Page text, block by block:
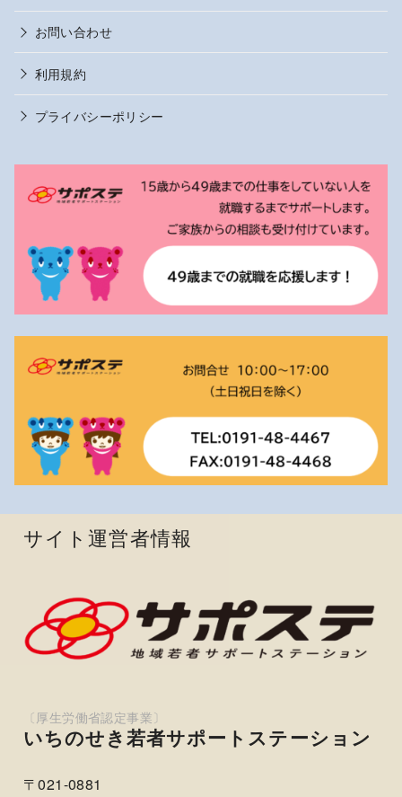
お問い合わせ
利用規約
プライバシーポリシー
サイト運営者情報
いちのせき若者サポートステーション
〒021-0881